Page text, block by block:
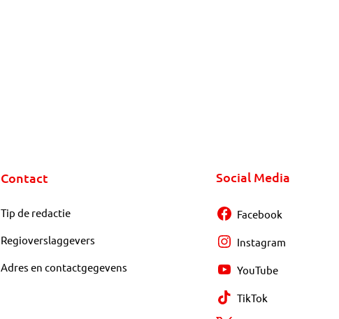
Contact
Tip de redactie
Regioverslaggevers
Adres en contactgegevens
Social Media
Facebook
Instagram
YouTube
TikTok